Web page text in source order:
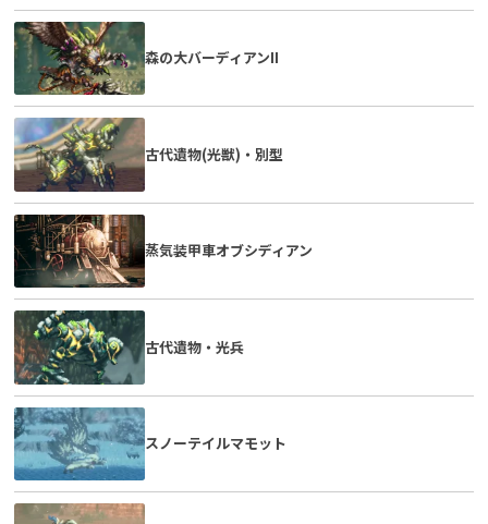
森の大バーディアンII
古代遺物(光獣)・別型
蒸気装甲車オブシディアン
古代遺物・光兵
スノーテイルマモット